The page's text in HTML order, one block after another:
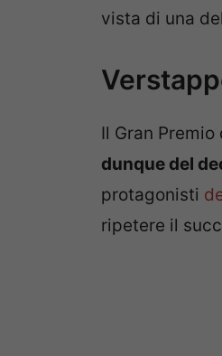
vista di una
Il Gran Premio
dunque del
protagonisti
ripetere il